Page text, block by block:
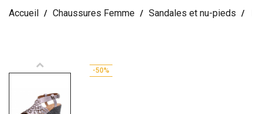
Accueil Chaussures Femme Sandales et nu-pieds
-50%